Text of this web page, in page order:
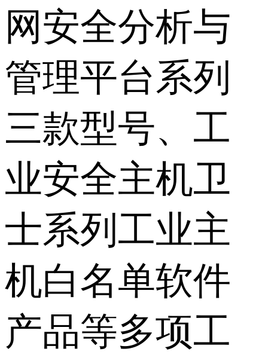
网安全分析与
管理平台系列
三款型号、工
业安全主机卫
士系列工业主
机白名单软件
产品等多项工